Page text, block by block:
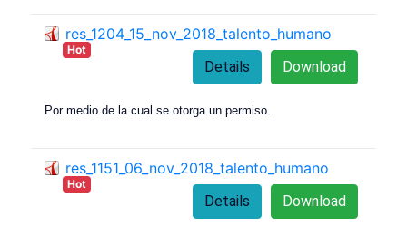
res_1204_15_nov_2018_talento_humano
Hot
Download
Details
Por medio de la cual se otorga un permiso.
res_1151_06_nov_2018_talento_humano
Hot
Download
Details